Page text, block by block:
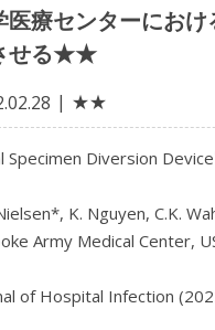
医療センターにお
せる★★
★★
Specimen Diversion Device
K. Nguyen, C.K.
Army Medical Center,
of Hospital Infection